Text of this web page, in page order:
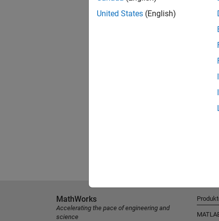
United States (English)
MathWorks
Accelerating the pace of engineering and
science